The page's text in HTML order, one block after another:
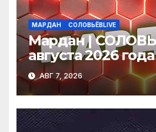
МАРДАН СОЛОВЬЁВLIVE
Мардан |
августа 2026 года
АВГ 7, 2026